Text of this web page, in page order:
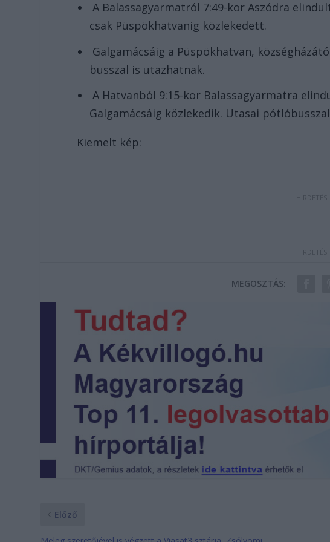
A Balassagyarmatról 7:49-kor Aszódra
csak Püspökhatvanig közlekedett.
Galgamácsáig a Püspökhatvan,
busszal is utazhatnak.
A Hatvanból 9:15-kor Balassagyarmatra
Galgamácsáig közlekedik. Utasai
Kiemelt kép:
MEGOSZTÁS:
Előző